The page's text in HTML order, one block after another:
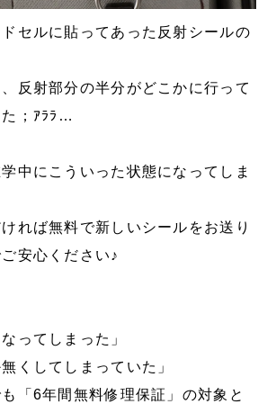
セルに貼ってあった反射シールの
反射部分の半分がどこかに行って
た；ｱﾗﾗ…
中にこういった状態になってしま
れば無料で新しいシールをお送り
安心ください♪
ってしまった」
くしてしまっていた」
「6年間無料修理保証」の対象と